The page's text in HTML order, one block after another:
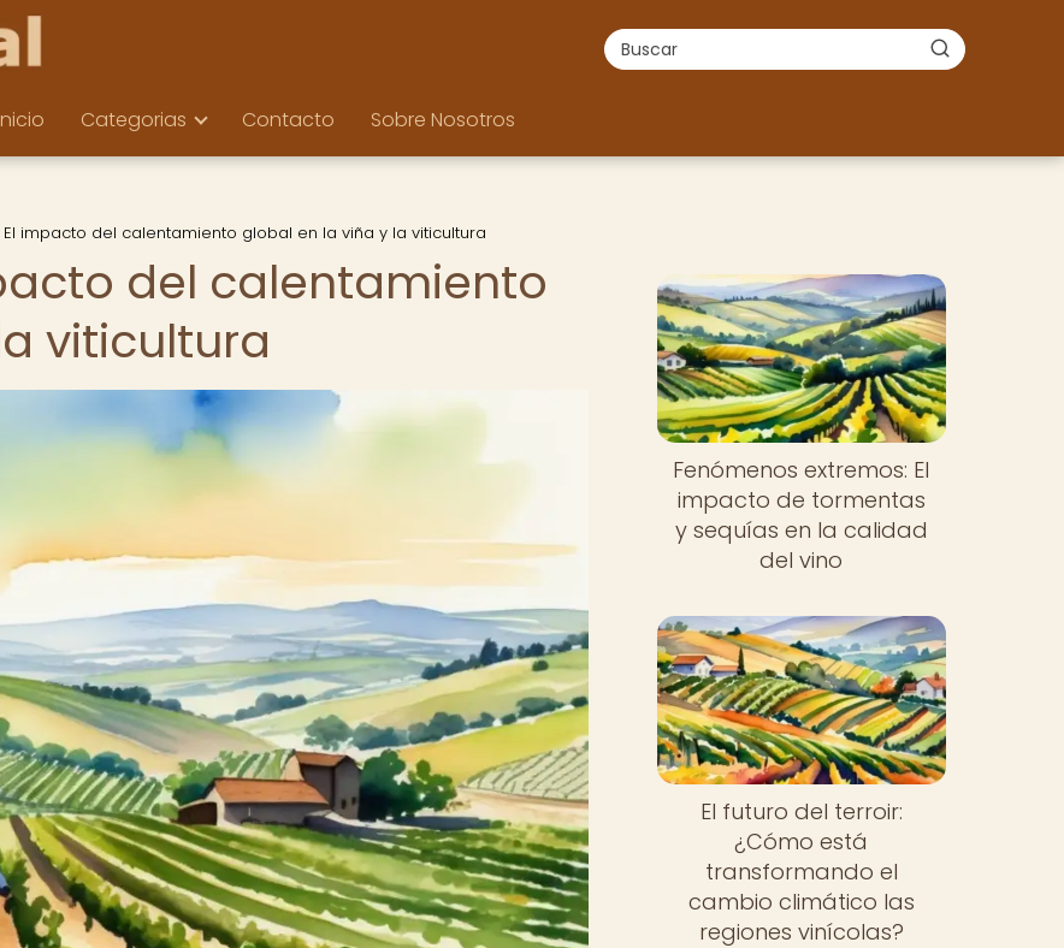
Categorias Contacto Sobre Nosotros
El impacto del calentamiento global en la viña y la viticultura
del calentamiento
viticultura
Fenómenos extremos: El
impacto de tormentas
y sequías en la calidad
del vino
El futuro del terroir:
¿Cómo está
transformando el
cambio climático las
regiones vinícolas?